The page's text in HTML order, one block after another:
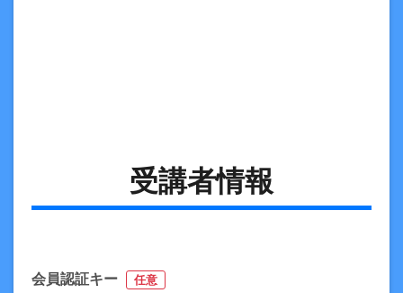
受講者情報
会員認証キー 任意